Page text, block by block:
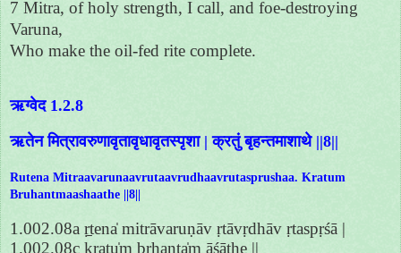
7 Mitra, of holy strength, I call, and foe-destroying
Varuna,
Who make the oil-fed rite complete.
ऋग्वेद 1.2.8
ऋतेन मित्रावरुणावृतावृधावृतस्पृशा | क्रतुं बृहन्तमाशाथे ||8||
Rutena Mitraavarunaavrutaavrudhaavrutasprushaa. Kratum
Bruhantmaashaathe ||8||
1.002.08a ṛ̱tena̍ mitrāvaruṇāv ṛtāvṛdhāv ṛtaspṛśā |
1.002.08c kratu̍m bṛ̱hanta̍m āśāthe ||